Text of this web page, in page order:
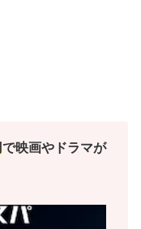
で映画やドラマが